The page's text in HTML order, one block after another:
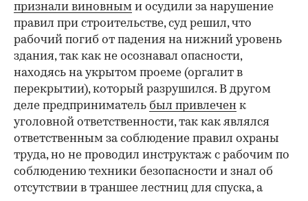
признали виновным и осудили за нарушение
правил при строительстве, суд решил, что
рабочий погиб от падения на нижний уровень
здания, так как не осознавал опасности,
находясь на укрытом проеме (оргалит в
перекрытии), который разрушился. В другом
деле предприниматель был привлечен к
уголовной ответственности, так как являлся
ответственным за соблюдение правил охраны
труда, но не проводил инструктаж с рабочим по
соблюдению техники безопасности и знал об
отсутствии в траншее лестниц для спуска, а